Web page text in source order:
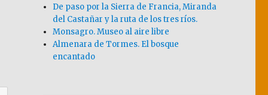
De paso por la Sierra de Francia, Miranda
del Castañar y la ruta de los tres ríos.
Monsagro. Museo al aire libre
Almenara de Tormes. El bosque
encantado